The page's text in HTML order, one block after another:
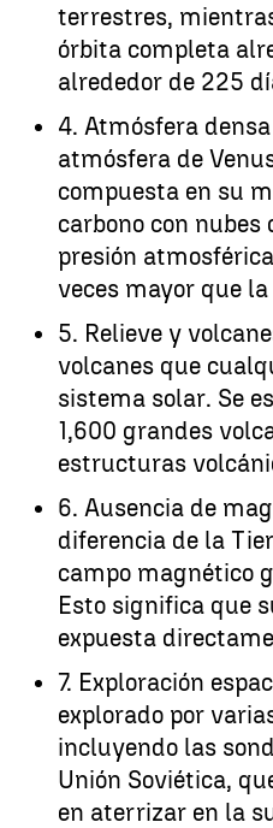
terrestres,
órbita completa
alrededor de 225
4. Atmósfera
atmósfera de
compuesta en su
carbono con
presión
veces mayor que
5. Relieve y
volcanes que
sistema solar. Se
1,600 grandes
estructuras
6. Ausencia de
diferencia de la
campo magnético
Esto significa que
expuesta
7. Exploración
explorado por
incluyendo las
Unión Soviética,
en aterrizar en la